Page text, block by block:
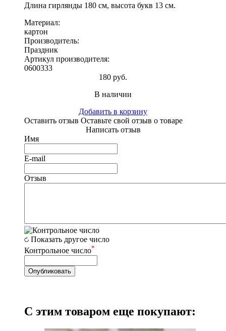
Длина гирлянды 180 см, высота букв 13 см.
Материал:
картон
Производитель:
Праздник
Артикул производителя:
0600333
180 руб.
В наличии
Добавить в корзину
Оставить отзыв Оставьте свой отзыв о товаре
Написать отзыв
Имя
E-mail
Отзыв
Показать другое число
Контрольное число*
С этим товаром еще покупают: